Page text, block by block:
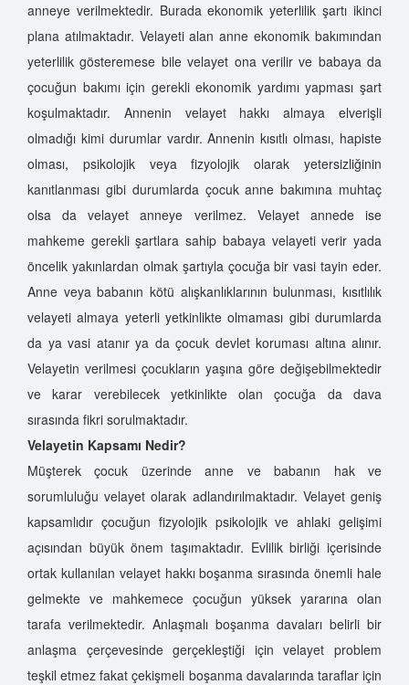
anneye verilmektedir. Burada ekonomik yeterlilik şartı ikinci
plana atılmaktadır. Velayeti alan anne ekonomik bakımından
yeterlilik gösteremese bile velayet ona verilir ve babaya da
çocuğun bakımı için gerekli ekonomik yardımı yapması şart
koşulmaktadır. Annenin velayet hakkı almaya elverişli
olmadığı kimi durumlar vardır. Annenin kısıtlı olması, hapiste
olması, psikolojik veya fizyolojik olarak yetersizliğinin
kanıtlanması gibi durumlarda çocuk anne bakımına muhtaç
olsa da velayet anneye verilmez. Velayet annede ise
mahkeme gerekli şartlara sahip babaya velayeti verir yada
öncelik yakınlardan olmak şartıyla çocuğa bir vasi tayin eder.
Anne veya babanın kötü alışkanlıklarının bulunması, kısıtlılık
velayeti almaya yeterli yetkinlikte olmaması gibi durumlarda
da ya vasi atanır ya da çocuk devlet koruması altına alınır.
Velayetin verilmesi çocukların yaşına göre değişebilmektedir
ve karar verebilecek yetkinlikte olan çocuğa da dava
sırasında fikri sorulmaktadır.
Velayetin Kapsamı Nedir?
Müşterek çocuk üzerinde anne ve babanın hak ve
sorumluluğu velayet olarak adlandırılmaktadır. Velayet geniş
kapsamlıdır çocuğun fizyolojik psikolojik ve ahlaki gelişimi
açısından büyük önem taşımaktadır. Evlilik birliği içerisinde
ortak kullanılan velayet hakkı boşanma sırasında önemli hale
gelmekte ve mahkemece çocuğun yüksek yararına olan
tarafa verilmektedir. Anlaşmalı boşanma davaları belirli bir
anlaşma çerçevesinde gerçekleştiği için velayet problem
teşkil etmez fakat çekişmeli boşanma davalarında taraflar için